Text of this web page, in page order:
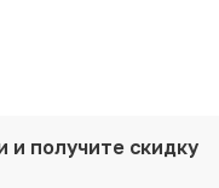
и получите скидку